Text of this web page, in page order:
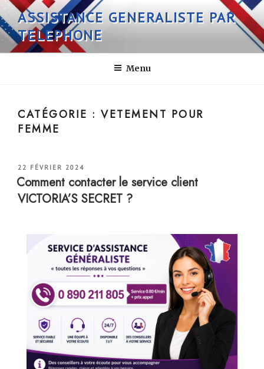
Aller
au
contenu
principal
ASSISTANCE GENERALISTE PAR
TELEPHONE
Menu
CATÉGORIE :VETEMENT POUR
FEMME
PUBLIÉ
LE
22 FÉVRIER 2024
Comment contacter le service client
VICTORIA’S SECRET ?